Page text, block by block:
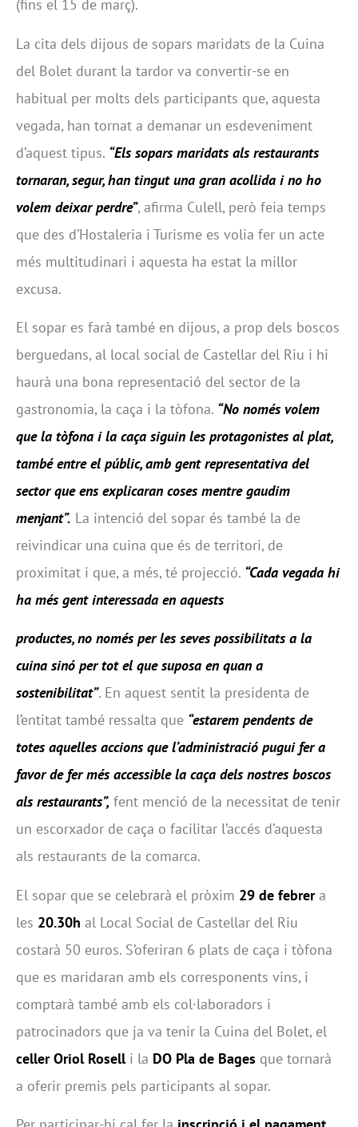
(fins el 15 de març).
La cita dels dijous de sopars maridats de la Cuina
del Bolet durant la tardor va convertir-se en
habitual per molts dels participants que, aquesta
vegada, han tornat a demanar un esdeveniment
d’aquest tipus. “Els sopars maridats als restaurants
tornaran, segur, han tingut una gran acollida i no ho
volem deixar perdre”, afirma Culell, però feia temps
que des d’Hostaleria i Turisme es volia fer un acte
més multitudinari i aquesta ha estat la millor
excusa.
El sopar es farà també en dijous, a prop dels boscos
berguedans, al local social de Castellar del Riu i hi
haurà una bona representació del sector de la
gastronomia, la caça i la tòfona. “No només volem
que la tòfona i la caça siguin les protagonistes al plat,
també entre el públic, amb gent representativa del
sector que ens explicaran coses mentre gaudim
menjant”. La intenció del sopar és també la de
reivindicar una cuina que és de territori, de
proximitat i que, a més, té projecció. “Cada vegada hi
ha més gent interessada en aquests
productes, no només per les seves possibilitats a la
cuina sinó per tot el que suposa en quan a
sostenibilitat”. En aquest sentit la presidenta de
l’entitat també ressalta que “estarem pendents de
totes aquelles accions que l’administració pugui fer a
favor de fer més accessible la caça dels nostres boscos
als restaurants”, fent menció de la necessitat de tenir
un escorxador de caça o facilitar l’accés d’aquesta
als restaurants de la comarca.
El sopar que se celebrarà el pròxim 29 de febrera
les 20.30h al Local Social de Castellar del Riu
costarà 50 euros. S’oferiran 6 plats de caça i tòfona
que es maridaran amb els corresponents vins, i
comptarà també amb els col·laboradors i
patrocinadors que ja va tenir la Cuina del Bolet, el
celler Oriol Roselli la DO Pla de Bages que tornarà
a oferir premis pels participants al sopar.